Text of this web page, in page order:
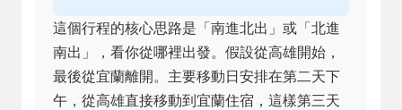
這個行程的核心思路是「南進北出」或「北進
南出」，看你從哪裡出發。假設從高雄開始，
最後從宜蘭離開。主要移動日安排在第二天下
午，從高雄直接移動到宜蘭住宿，這樣第三天